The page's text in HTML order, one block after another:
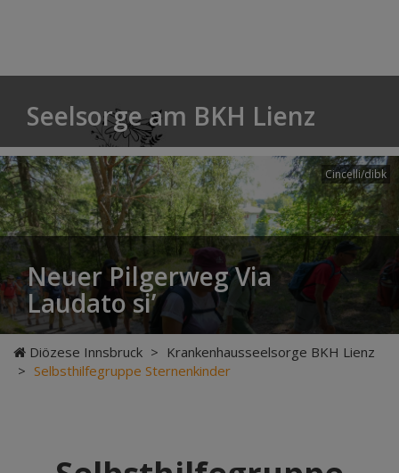
Seelsorge am BKH Lienz
Cincelli/dibk
Neuer Pilgerweg Via
Laudato si’
Diözese Innsbruck > Krankenhausseelsorge BKH Lienz
> Selbsthilfegruppe Sternenkinder